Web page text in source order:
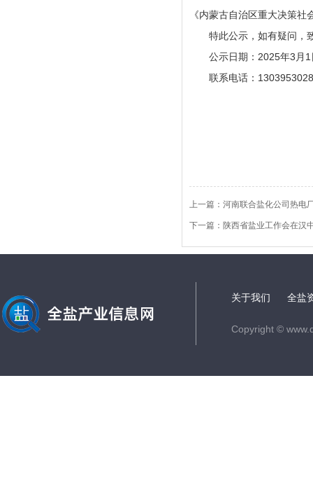
《内蒙古自治区重大决策
特此公示，如有疑问，
公示日期：2025年3月1
联系电话：
上一篇： 河南联合盐化公司热电
下一篇： 陕西省盐业工作会在汉
关于我们 全盐
Copyright ©